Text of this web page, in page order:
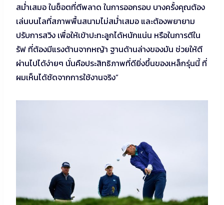
สม่ำเสมอ ในช็อตที่ตีพลาด ในการออกรอบ บางครั้งคุณต้อง
เล่นบนไลที่สภาพพื้นสนามไม่สม่ำเสมอ และต้องพยายาม
ปรับการสวิง เพื่อให้เข้าปะทะลูกได้หนักแน่น หรือในการตีใน
รัฟ ที่ต้องมีแรงต้านจากหญ้า ฐานด้านล่างของมัน ช่วยให้ตี
ผ่านไปได้ง่ายๆ นั่นคือประสิทธิภาพที่ดียิ่งขึ้นของเหล็กรุ่นนี้ ที่
ผมเห็นได้ชัดจากการใช้งานจริง”